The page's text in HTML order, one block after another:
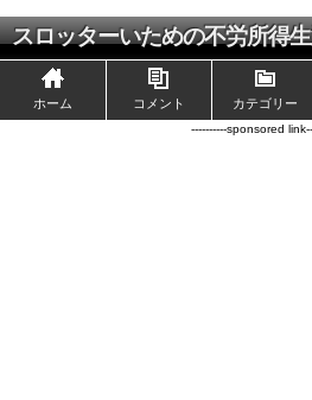
スロッターいための不労所得
ホーム コメント カテゴリー
----------sponsored